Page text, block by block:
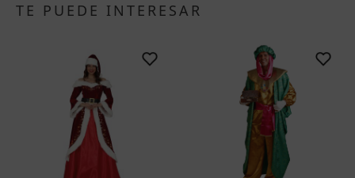
TE PUEDE INTERESAR